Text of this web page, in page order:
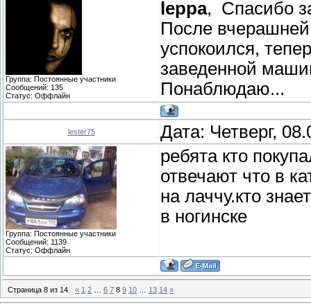
Группа: Постоянные участники
Сообщений: 135
Статус: Оффлайн
leppa, Спасибо
После
успокоился,
заведенной
Понаблюдаю...
lester75 Дата: Четверг,
Группа: Постоянные участники
Сообщений: 1139
Статус: Оффлайн
ребята кто
отвечают что в
на лаччу.кто
в ногинске
Страница 8 из 14 « 1 2 6 7 8 9 10 13 14 »